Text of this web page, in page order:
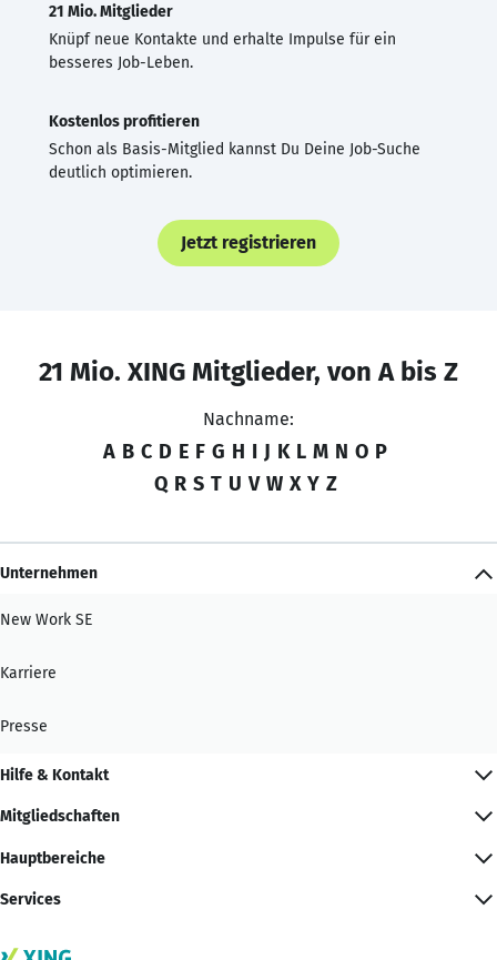
21 Mio. Mitglieder
Knüpf neue Kontakte und erhalte Impulse für ein
besseres Job-Leben.
Kostenlos profitieren
Schon als Basis-Mitglied kannst Du Deine Job-Suche
deutlich optimieren.
Jetzt registrieren
21 Mio. XING Mitglieder, von A bis Z
Nachname:
A B C D E F G H I J K L M N O P
Q R S T U V W X Y Z
Unternehmen
New Work SE
Karriere
Presse
Hilfe & Kontakt
Mitgliedschaften
Hauptbereiche
Services